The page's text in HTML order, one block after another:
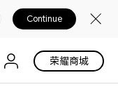
Continue
荣耀商城